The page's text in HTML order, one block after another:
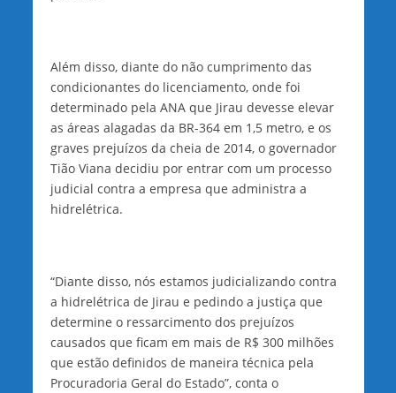
Além disso, diante do não cumprimento das
condicionantes do licenciamento, onde foi
determinado pela ANA que Jirau devesse elevar
as áreas alagadas da BR-364 em 1,5 metro, e os
graves prejuízos da cheia de 2014, o governador
Tião Viana decidiu por entrar com um processo
judicial contra a empresa que administra a
hidrelétrica.
“Diante disso, nós estamos judicializando contra
a hidrelétrica de Jirau e pedindo a justiça que
determine o ressarcimento dos prejuízos
causados que ficam em mais de R$ 300 milhões
que estão definidos de maneira técnica pela
Procuradoria Geral do Estado”, conta o